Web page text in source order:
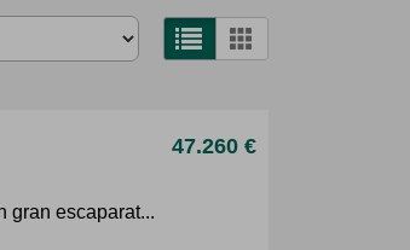
47.260 €
gran escaparat...